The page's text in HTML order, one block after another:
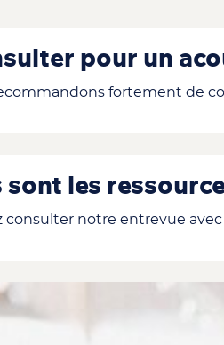
pour un
fortement de
sont les
consulter notre entrevue